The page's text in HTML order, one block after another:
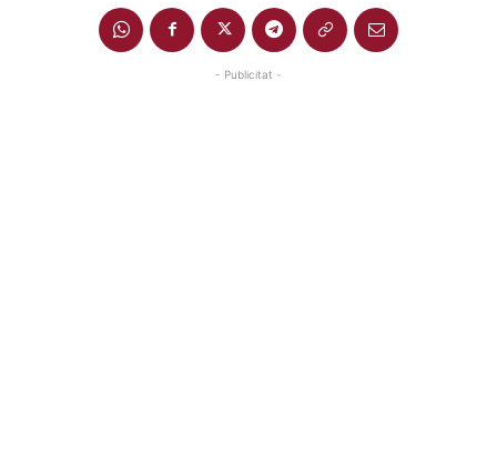
- Publicitat -